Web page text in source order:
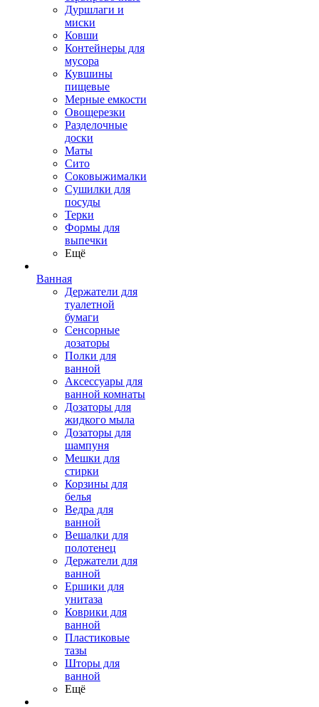
Дуршлаги и
миски
Ковши
Контейнеры для
мусора
Кувшины
пищевые
Мерные емкости
Овощерезки
Разделочные
доски
Маты
Сито
Соковыжималки
Сушилки для
посуды
Терки
Формы для
выпечки
Ещё
Ванная
Держатели для
туалетной
бумаги
Сенсорные
дозаторы
Полки для
ванной
Аксессуары для
ванной комнаты
Дозаторы для
жидкого мыла
Дозаторы для
шампуня
Мешки для
стирки
Корзины для
белья
Ведра для
ванной
Вешалки для
полотенец
Держатели для
ванной
Ершики для
унитаза
Коврики для
ванной
Пластиковые
тазы
Шторы для
ванной
Ещё